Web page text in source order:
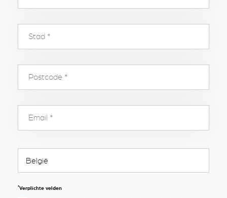
*Verplichte velden